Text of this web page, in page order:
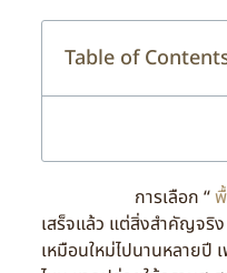
Table of
การเลือก “
เสร็จแล้ว แต่สิ่งสำคัญจริ
เหมือนใหม่ไปนานหลายปี